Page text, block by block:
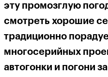
эту промозглую
смотреть хорошие
традиционно
многосерийных
автогонки и погони